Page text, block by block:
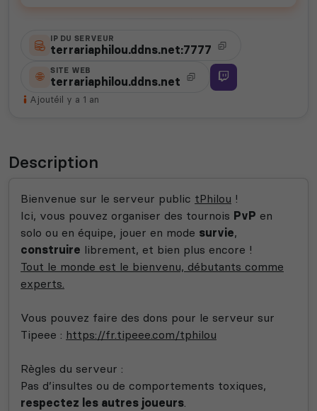
IP DU SERVEUR
terrariaphilou.ddns.net:7777
SITE WEB
terrariaphilou.ddns.net
Ajoutéil y a 1 an
Description
Bienvenue sur le serveur public tPhilou !
Ici, vous pouvez organiser des tournois PvP en
solo ou en équipe, jouer en mode survie,
construire librement, et bien plus encore !
Tout le monde est le bienvenu, débutants comme
experts.
Vous pouvez faire des dons pour le serveur sur
Tipeee : https://fr.tipeee.com/tphilou
Règles du serveur :
Pas d’insultes ou de comportements toxiques,
respectez les autres joueurs.